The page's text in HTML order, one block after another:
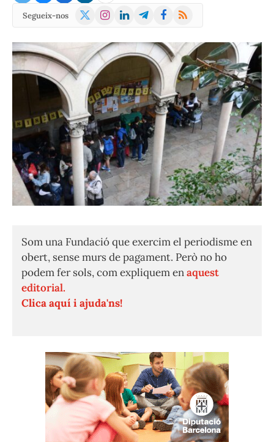
Segueix-nos
X
Instagram
LinkedInTelegramFacebook
RSS
Som una Fundació que exercim el periodisme en
obert, sense murs de pagament. Però no ho
podem fer sols, com expliquem enaquest
editorial.
Clica aquí i ajuda'ns!